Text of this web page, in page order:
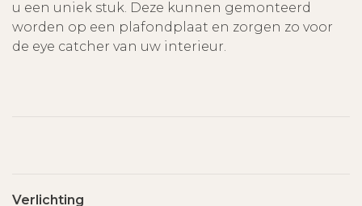
u een uniek stuk. Deze kunnen gemonteerd
worden op een plafondplaat en zorgen zo voor
de eye catcher van uw interieur.
Verlichting